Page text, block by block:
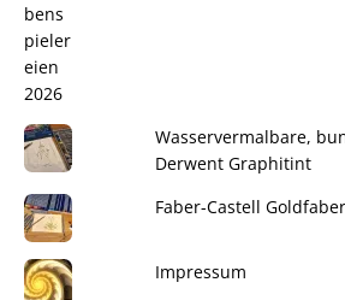
Wasservermalbare,
Derwent Graphitint
Faber-Castell
Impressum